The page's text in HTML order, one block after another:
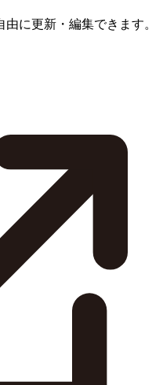
に更新・編集できます。